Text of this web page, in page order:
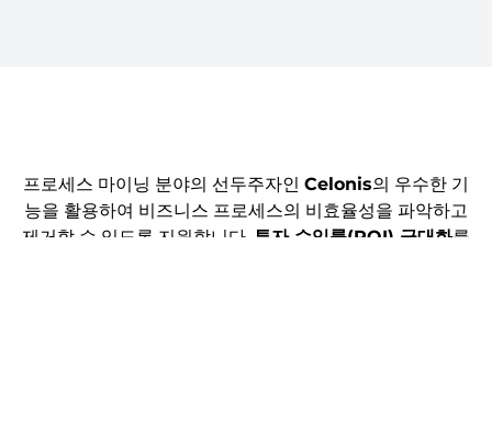
프로세스 마이닝 분야의 선두주자인 Celonis의 우수한 기
능을 활용하여 비즈니스 프로세스의 비효율성을 파악하고
제거할 수 있도록 지원합니다. 투자 수익률(ROI) 극대화를